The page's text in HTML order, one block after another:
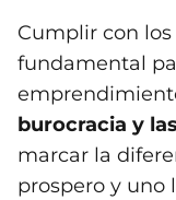
Cumplir con
fundamental
burocracia y
marcar la
prospero y uno